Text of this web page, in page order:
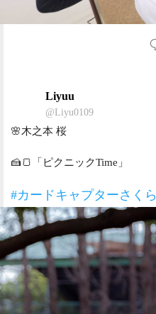
Liyuu
@Liyu0109
🌸木之本 桜
🍰🍞「ピクニックTime」
#カードキャプターさくら